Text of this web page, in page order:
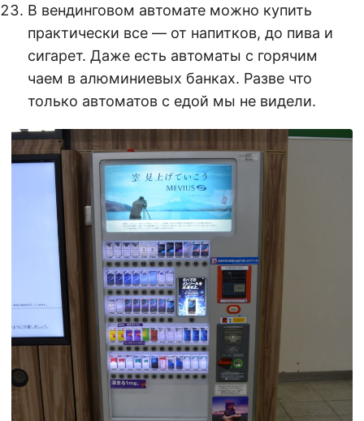
В вендинговом автомате можно купить
практически все — от напитков, до пива и
сигарет. Даже есть автоматы с горячим
чаем в алюминиевых банках. Разве что
только автоматов с едой мы не видели.